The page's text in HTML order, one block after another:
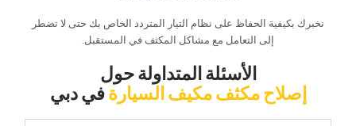
‏نخبرك بكيفية الحفاظ على نظام التيار المتردد الخاص بك حتى لا تضطر
إلى التعامل مع مشاكل المكثف في المستقبل.‏
‏الأسئلة المتداولة حول‏
‏إصلاح مكثف مكيف السيارة‏‏في دبي‏